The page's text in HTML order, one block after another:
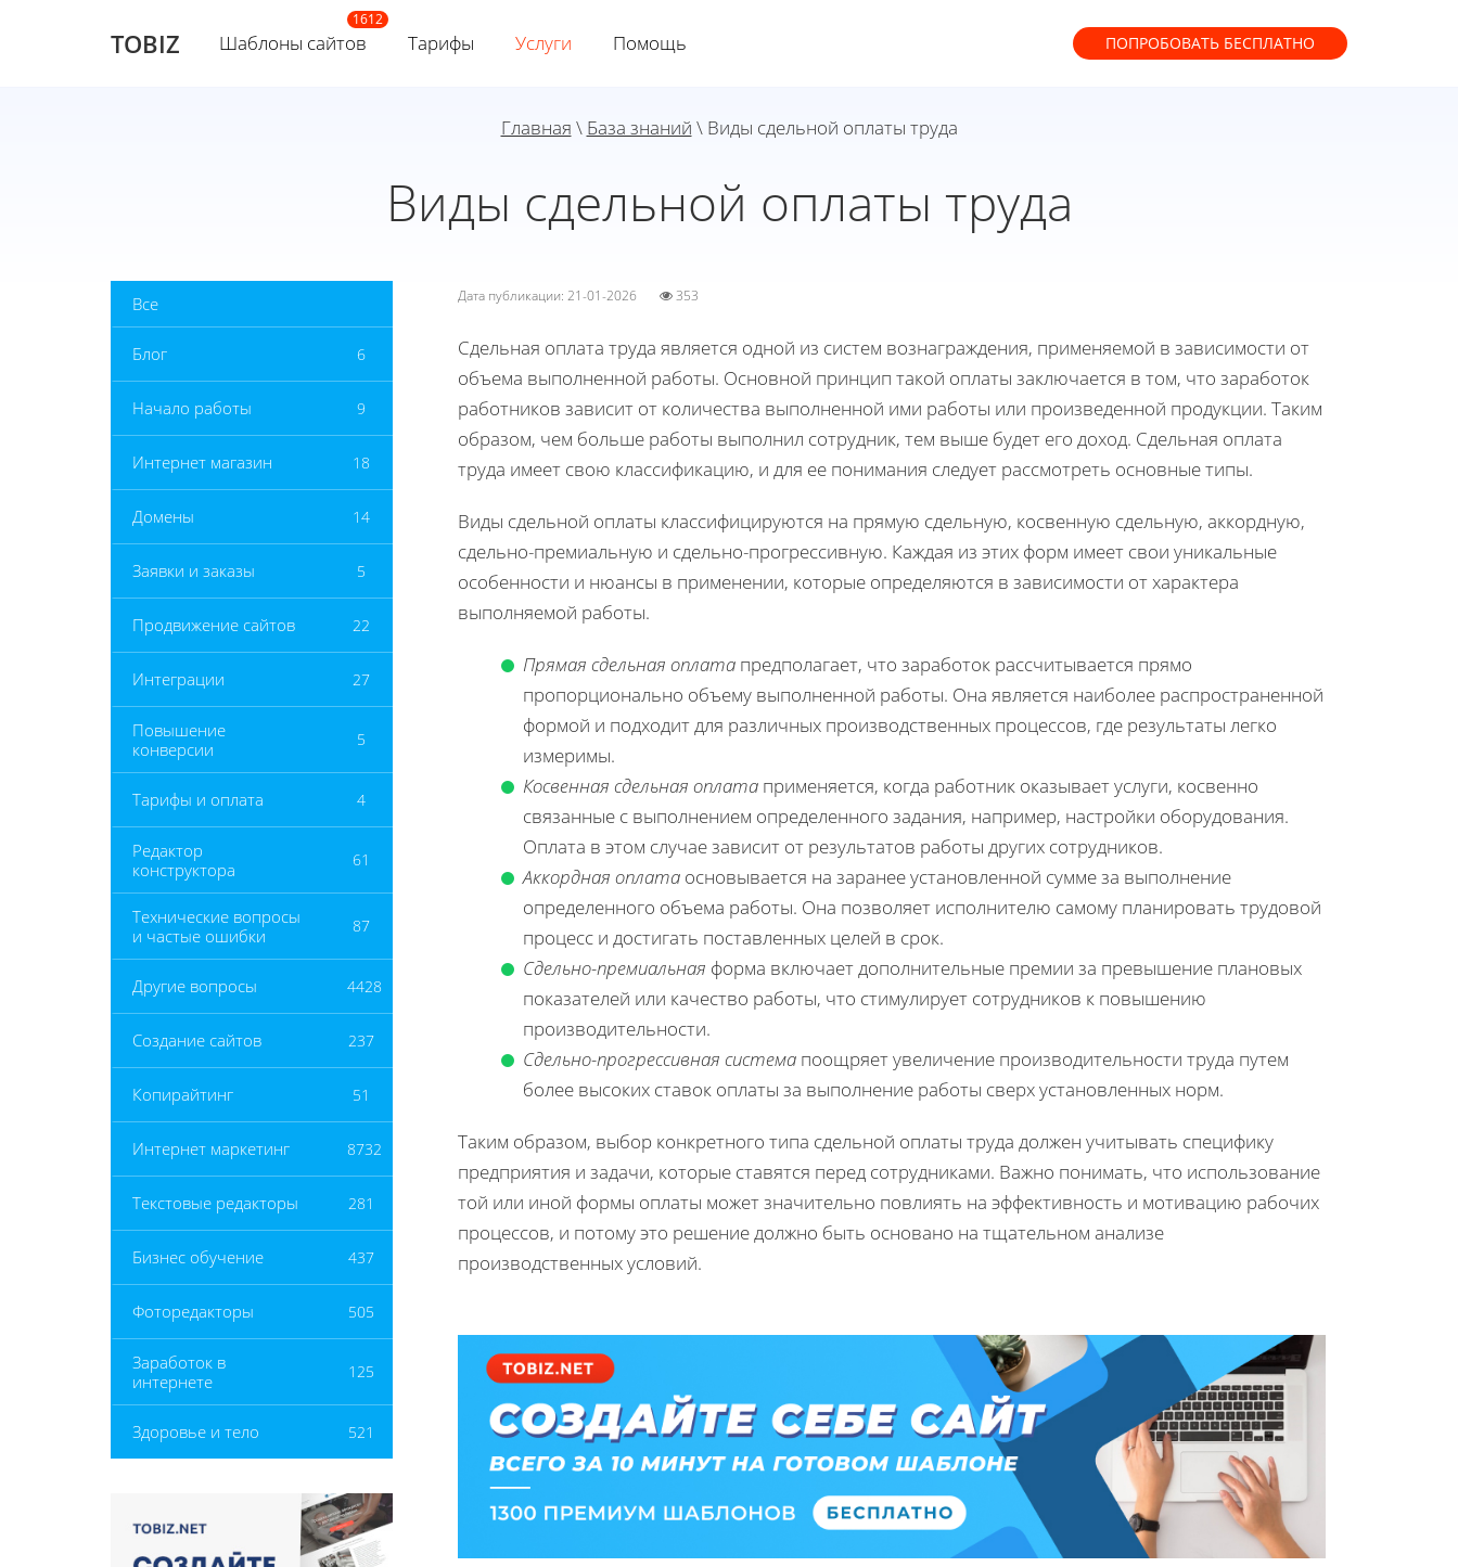
TOBIZ Шаблоны сайтов Тарифы Услуги Помощь ПОПРОБОВАТЬ БЕСПЛАТНО
Главная \ База знаний \ Виды сдельной оплаты труда
Виды сдельной оплаты труда
Все
Блог 6
Начало работы 9
Интернет магазин 18
Домены 14
Заявки и заказы 5
Продвижение сайтов 22
Интеграции 27
Повышение
конверсии
5
Тарифы и оплата 4
Редактор
конструктора
61
Технические вопросы
и частые ошибки
87
Другие вопросы 4428
Создание сайтов 237
Копирайтинг 51
Интернет маркетинг 8732
Текстовые редакторы 281
Бизнес обучение 437
Фоторедакторы 505
Заработок в
интернете
125
Здоровье и тело 521
Дата публикации: 21-01-2026 353
Сдельная оплата труда является одной из систем вознаграждения, применяемой в зависимости от
объема выполненной работы. Основной принцип такой оплаты заключается в том, что заработок
работников зависит от количества выполненной ими работы или произведенной продукции. Таким
образом, чем больше работы выполнил сотрудник, тем выше будет его доход. Сдельная оплата
труда имеет свою классификацию, и для ее понимания следует рассмотреть основные типы.
Виды сдельной оплаты классифицируются на прямую сдельную, косвенную сдельную, аккордную,
сдельно-премиальную и сдельно-прогрессивную. Каждая из этих форм имеет свои уникальные
особенности и нюансы в применении, которые определяются в зависимости от характера
выполняемой работы.
Прямая сдельная оплата предполагает, что заработок рассчитывается прямо
пропорционально объему выполненной работы. Она является наиболее распространенной
формой и подходит для различных производственных процессов, где результаты легко
измеримы.
Косвенная сдельная оплата применяется, когда работник оказывает услуги, косвенно
связанные с выполнением определенного задания, например, настройки оборудования.
Оплата в этом случае зависит от результатов работы других сотрудников.
Аккордная оплата основывается на заранее установленной сумме за выполнение
определенного объема работы. Она позволяет исполнителю самому планировать трудовой
процесс и достигать поставленных целей в срок.
Сдельно-премиальная форма включает дополнительные премии за превышение плановых
показателей или качество работы, что стимулирует сотрудников к повышению
производительности.
Сдельно-прогрессивная система поощряет увеличение производительности труда путем
более высоких ставок оплаты за выполнение работы сверх установленных норм.
Таким образом, выбор конкретного типа сдельной оплаты труда должен учитывать специфику
предприятия и задачи, которые ставятся перед сотрудниками. Важно понимать, что использование
той или иной формы оплаты может значительно повлиять на эффективность и мотивацию рабочих
процессов, и потому это решение должно быть основано на тщательном анализе
производственных условий.